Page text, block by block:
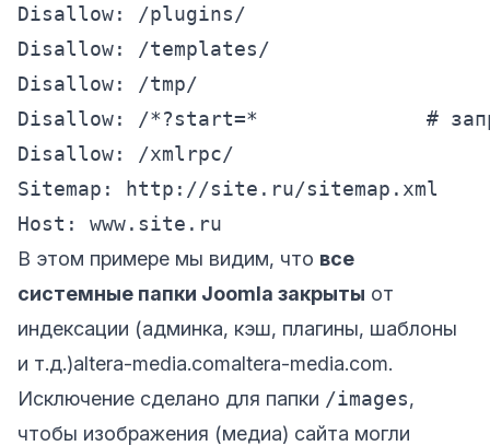
Disallow: /plugins/
Disallow: /templates/
Disallow: /tmp/
Disallow: /*?start=*              # запрет
Disallow: /xmlrpc/
Sitemap: http://site.ru/sitemap.xml
В этом примере мы видим, что все
системные папки Joomla закрыты от
индексации (админка, кэш, плагины, шаблоны
и т.д.)altera-media.comaltera-media.com.
Исключение сделано для папки /images,
чтобы изображения (медиа) сайта могли